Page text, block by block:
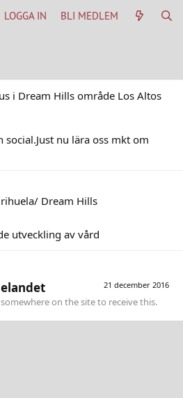
LOGGA IN BLI MEDLEM
i Dream Hills område Los Altos
social.Just nu lära oss mkt om
Dream Hills
utveckling av vård
21 december 2016
on the site to receive this.